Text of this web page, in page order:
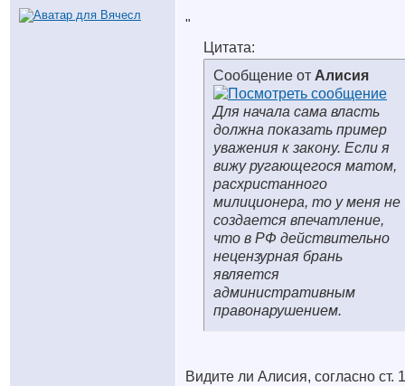
"
Цитата:
Сообщение от Алисия
Для начала сама власть
должна показать пример
уважения к закону. Если я
вижу ругающегося матом,
расхристанного
милиционера, то у меня не
создается впечатление,
что в РФ действительно
нецензурная брань
является
административным
правонарушением.
Видите ли Алисия, согласно ст.